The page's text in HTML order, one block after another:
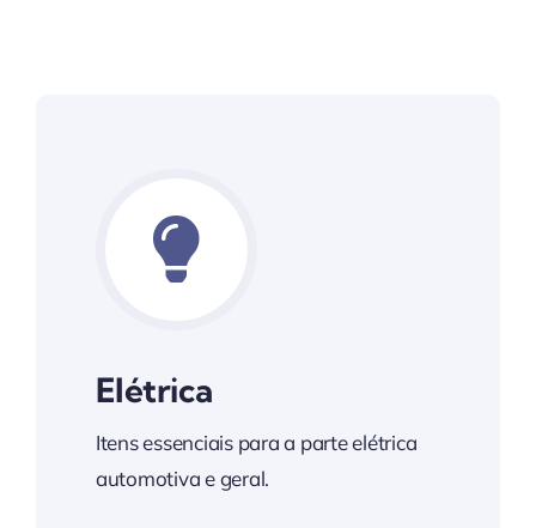
Elétrica
Itens essenciais para a parte elétrica
automotiva e geral.